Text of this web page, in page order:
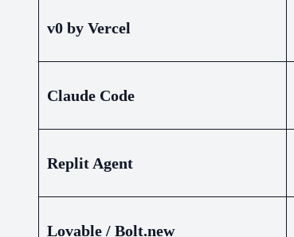
v0 by Vercel
Claude Code
Replit Agent
Lovable / Bolt.new